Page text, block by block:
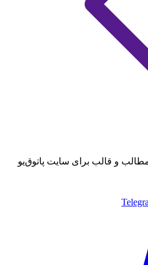
مطالب و قالب برای سایت پاتوق‌یو